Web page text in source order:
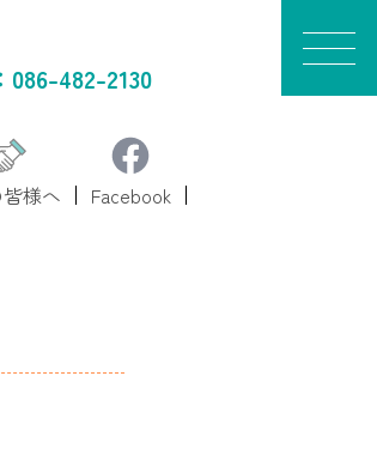
482-2130
様へ Facebook